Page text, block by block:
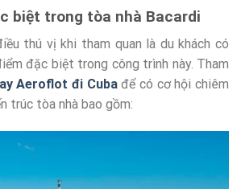
biệt trong tòa nhà Bacardi
thú vị khi tham quan là du khách có
đặc biệt trong công trình này. Tham
Aeroflot đi Cubađể có cơ hội chiêm
trúc tòa nhà bao gồm: